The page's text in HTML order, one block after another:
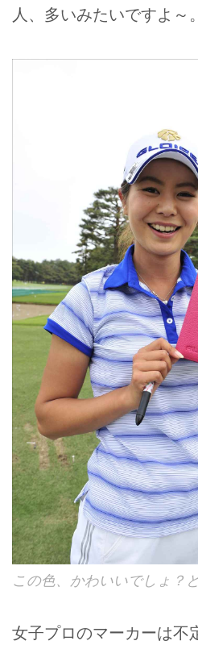
人、多いみたいですよ～。
この色、かわいいでしょ？
女子プロのマーカーは不